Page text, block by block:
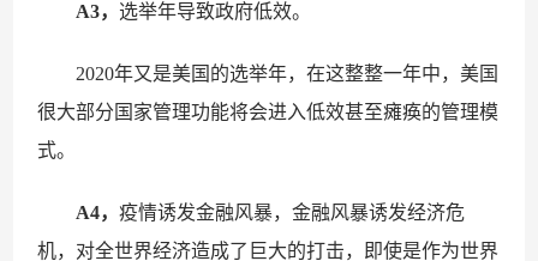
A3， 选举年导致政府低效。
2020年又是美国的选举年，在这整整一年中，美国
很大部分国家管理功能将会进入低效甚至瘫痪的管理模
式。
A4，疫情诱发金融风暴，金融风暴诱发经济危
机，对全世界经济造成了巨大的打击，即使是作为世界